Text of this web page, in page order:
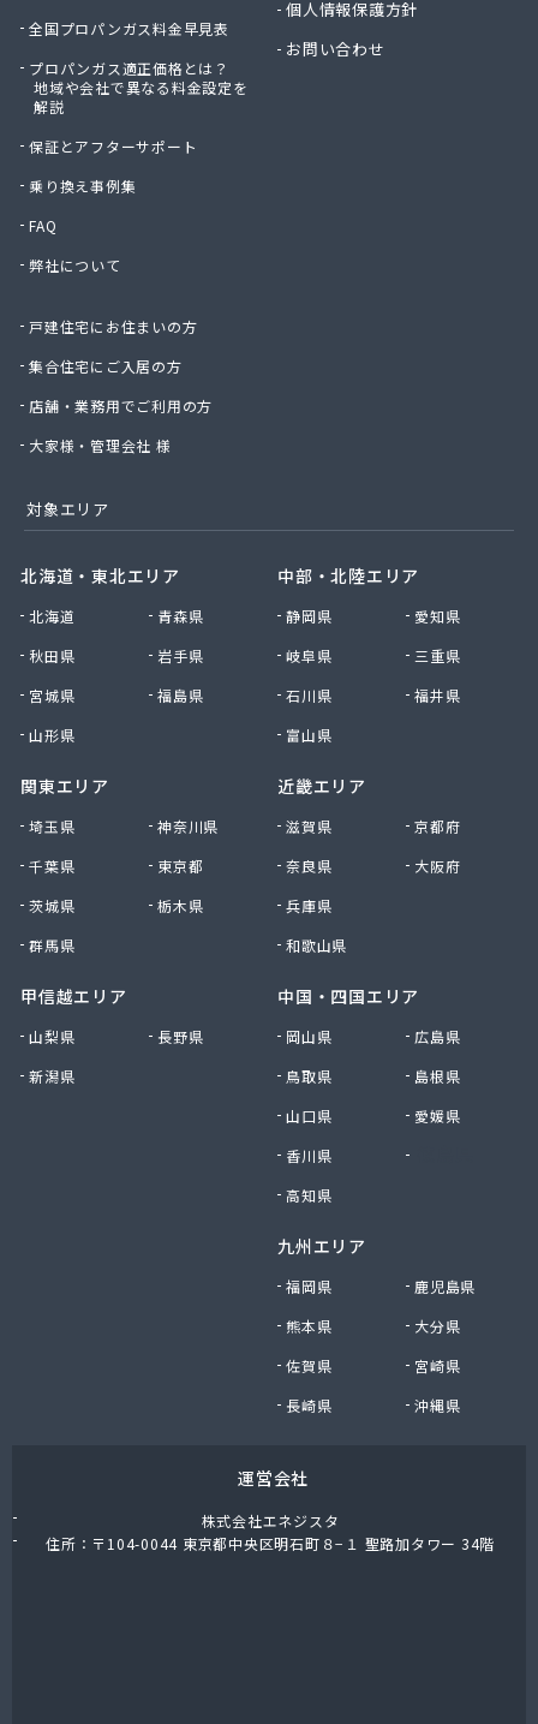
全国プロパンガス料金早見表
プロパンガス適正価格とは？
地域や会社で異なる料金設定を
解説
保証とアフターサポート
乗り換え事例集
FAQ
弊社について
戸建住宅にお住まいの方
集合住宅にご入居の方
店舗・業務用でご利用の方
大家様・管理会社 様
個人情報保護方針
お問い合わせ
対象エリア
北海道・東北エリア
北海道
青森県
秋田県
岩手県
宮城県
福島県
山形県
関東エリア
埼玉県
神奈川県
千葉県
東京都
茨城県
栃木県
群馬県
甲信越エリア
山梨県
長野県
新潟県
中部・北陸エリア
静岡県
愛知県
岐阜県
三重県
石川県
福井県
富山県
近畿エリア
滋賀県
京都府
奈良県
大阪府
兵庫県
和歌山県
中国・四国エリア
岡山県
広島県
鳥取県
島根県
山口県
愛媛県
香川県
高知県
九州エリア
福岡県
鹿児島県
熊本県
大分県
佐賀県
宮崎県
長崎県
沖縄県
運営会社
株式会社エネジスタ
住所：〒104-0044 東京都中央区明石町８−１ 聖路加タワー 34階